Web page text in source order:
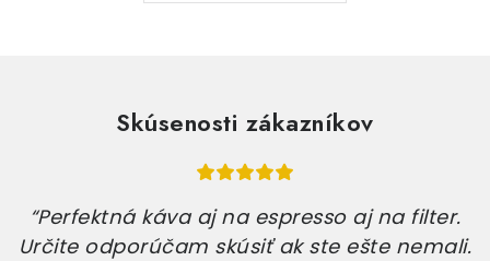
Skúsenosti zákazníkov
Vaša pražiareň kávy ma úplne dostala!
Každé ráno sa teším na šálku vášho